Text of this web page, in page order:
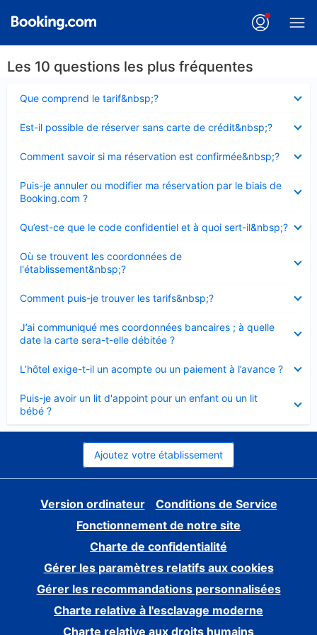
Les 10 questions les plus fréquentes
Que comprend le tarif&nbsp;?
fermé
Est-il possible de réserver sans carte de crédit&nbsp;?
fermé
Comment savoir si ma réservation est confirmée&nbsp;?
fermé
Puis-je annuler ou modifier ma réservation par le biais de
Booking.com ?
fermé
Qu’est-ce que le code confidentiel et à quoi sert-il&nbsp;?
fermé
Où se trouvent les coordonnées de
l'établissement&nbsp;?
fermé
Comment puis-je trouver les tarifs&nbsp;?
fermé
J’ai communiqué mes coordonnées bancaires ; à quelle
date la carte sera-t-elle débitée ?
fermé
L’hôtel exige-t-il un acompte ou un paiement à l’avance ?
fermé
Puis-je avoir un lit d'appoint pour un enfant ou un lit
bébé ?
fermé
Ajoutez votre établissement
Version ordinateur
Conditions de Service
Fonctionnement de notre site
Charte de confidentialité
Gérer les paramètres relatifs aux cookies
Gérer les recommandations personnalisées
Charte relative à l'esclavage moderne
Charte relative aux droits humains